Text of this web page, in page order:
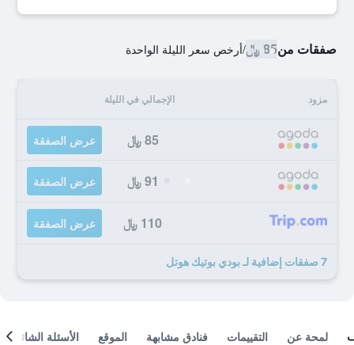
صفقات من85 ﷼ /أرخص سعر الليلة الواحدة
مزود الإجمالي في الليلة
85 ﷼ عرض الصفقة
91 ﷼ عرض الصفقة
110 ﷼ عرض الصفقة
7 صفقات إضافية لـ بودي بوتيك هوتل
لمحة عن التقييمات فنادق مشابهة الموقع الأسئلة الشائعة